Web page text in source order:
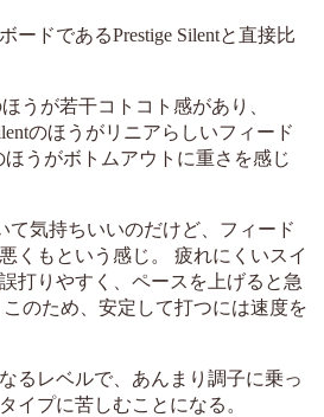
ードであるPrestige Silentと直接比
うが若干コトコト感があり、
のほうがリニアらしいフィード
ほうがボトムアウトに重さを感じ
て気持ちいいのだけど、フィード
くもという感じ。 疲れにくいスイ
打りやすく、ペースを上げると急
のため、安定して打つには速度を
るレベルで、あんまり調子に乗っ
イプに苦しむことになる。